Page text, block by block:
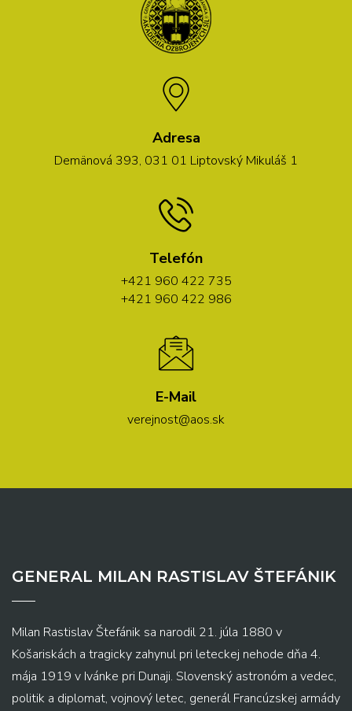
Adresa
Demänová 393, 031 01 Liptovský Mikuláš 1
Telefón
+421 960 422 735
+421 960 422 986
E-Mail
verejnost@aos.sk
GENERAL MILAN RASTISLAV ŠTEFÁNIK
Milan Rastislav Štefánik sa narodil 21. júla 1880 v
Košariskách a tragicky zahynul pri leteckej nehode dňa 4.
mája 1919 v Ivánke pri Dunaji. Slovenský astronóm a vedec,
politik a diplomat, vojnový letec, generál Francúzskej armády